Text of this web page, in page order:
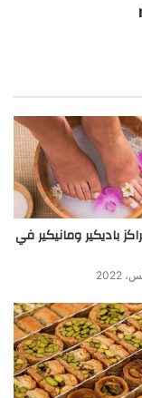
4 مراكز باديكير ومانيكير في